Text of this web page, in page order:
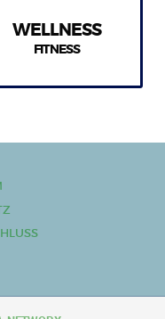
WELLNESS
FITNESS